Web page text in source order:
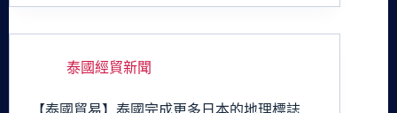
泰國經貿新聞